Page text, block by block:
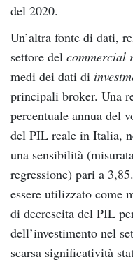
del 2020.
Un’altra fonte di dati,
settore del commercial
medi dei dati di
principali broker. Una
percentuale annua del
del PIL reale in Italia,
una sensibilità
regressione) pari a
essere utilizzato come
di decrescita del PIL
dell’investimento nel
scarsa significatività